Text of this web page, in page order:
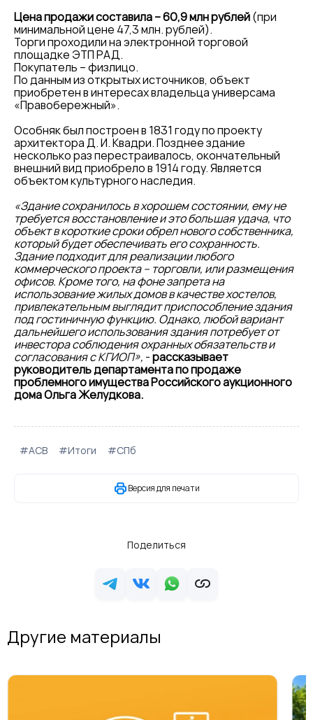
Цена продажи составила – 60,9 млн рублей(при
минимальной цене 47,3 млн. рублей).
Торги проходили на электронной торговой
площадке ЭТП РАД.
Покупатель – физлицо.
По данным из открытых источников, объект
приобретен в интересах владельца универсама
«Правобережный».
Особняк был построен в 1831 году по проекту
архитектора Д. И. Квадри. Позднее здание
несколько раз перестраивалось, окончательный
внешний вид приобрело в 1914 году. Является
объектом культурного наследия.
«Здание сохранилось в хорошем состоянии, ему не
требуется восстановление и это большая удача, что
объект в короткие сроки обрел нового собственника,
который будет обеспечивать его сохранность.
Здание подходит для реализации любого
коммерческого проекта – торговли, или размещения
офисов. Кроме того, на фоне запрета на
использование жилых домов в качестве хостелов,
привлекательным выглядит приспособление здания
под гостиничную функцию. Однако, любой вариант
дальнейшего использования здания потребует от
инвестора соблюдения охранных обязательств и
согласования с КГИОП», -рассказывает
руководитель департамента по продаже
проблемного имущества Российского аукционного
дома Ольга Желудкова.
#АСВ #Итоги #СПб
Версия для печати
Поделиться
Другие материалы